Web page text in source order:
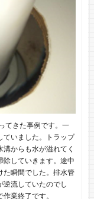
てきた事例です。一
ていました。トラップ
からも水が溢れてく
除していきます。途中
た瞬間でした。排水管
逆流していたのでし
業終了です。